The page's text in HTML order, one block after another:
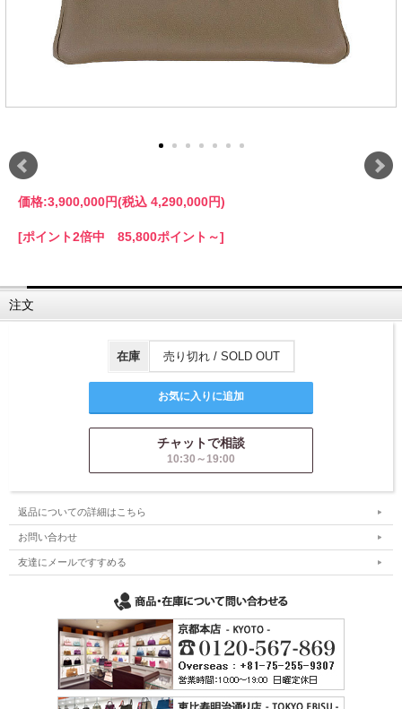
価格:3,900,000円(税込 4,290,000円)
[ポイント2倍中 85,800ポイント～]
注文
在庫 売り切れ / SOLD OUT
チャットで相談
10:30～19:00
返品についての詳細はこちら
お問い合わせ
友達にメールですすめる